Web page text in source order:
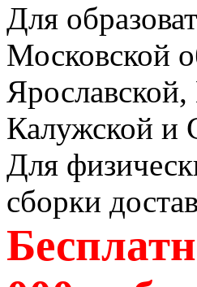
Для
Московской
Калужской и
Для
сборки